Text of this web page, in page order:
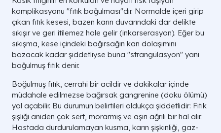
komplikasyonu "fıtık boğulması"dır. Normalde içeri girip
çıkan fıtık kesesi, bazen karın duvarındaki dar delikte
sıkışır ve geri itilemez hale gelir (inkarserasyon). Eğer bu
sıkışma, kese içindeki bağırsağın kan dolaşımını
bozacak kadar şiddetliyse buna "strangülasyon" yani
boğulmuş fıtık denir.
Boğulmuş fıtık, cerrahi bir acildir ve dakikalar içinde
müdahale edilmezse bağırsak gangrenine (doku ölümü)
yol açabilir. Bu durumun belirtileri oldukça şiddetlidir: Fıtık
şişliği aniden çok sert, morarmış ve aşırı ağrılı bir hal alır.
Hastada durdurulamayan kusma, karın şişkinliği, gaz-